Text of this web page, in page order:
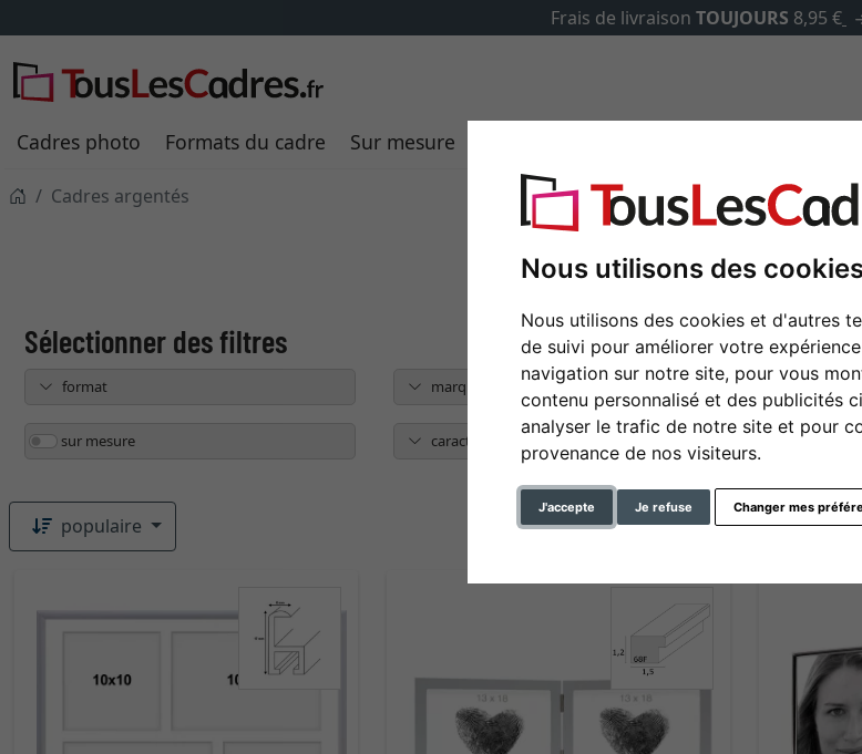
Nous utilisons des
Nous utilisons des cookies et d'autres
de suivi pour améliorer votre
navigation sur notre site, pour vous
contenu personnalisé et des publicités
analyser le trafic de notre site et pour
provenance de nos visiteurs.
J'accepte Je refuse Changer mes
✓
Cadres photo Formats du cadre Sur mesure
Cadres argentés
Cadres argentés
format marque type de
sur mesure caractéristique largeur
populaire